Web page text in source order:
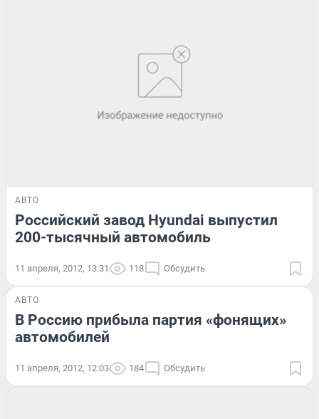
АВТО
Российский завод Hyundai выпустил
200-тысячный автомобиль
11 апреля, 2012, 13:31 118 Обсудить
АВТО
В Россию прибыла партия «фонящих»
автомобилей
11 апреля, 2012, 12:03 184 Обсудить